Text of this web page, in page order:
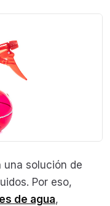
una solución de
Por eso,
de agua,